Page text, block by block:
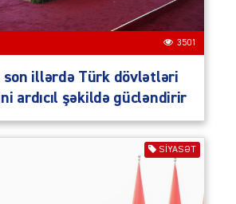
3501
son illərdə Türk dövlətləri
ardıcıl şəkildə gücləndirir
SIYASƏT